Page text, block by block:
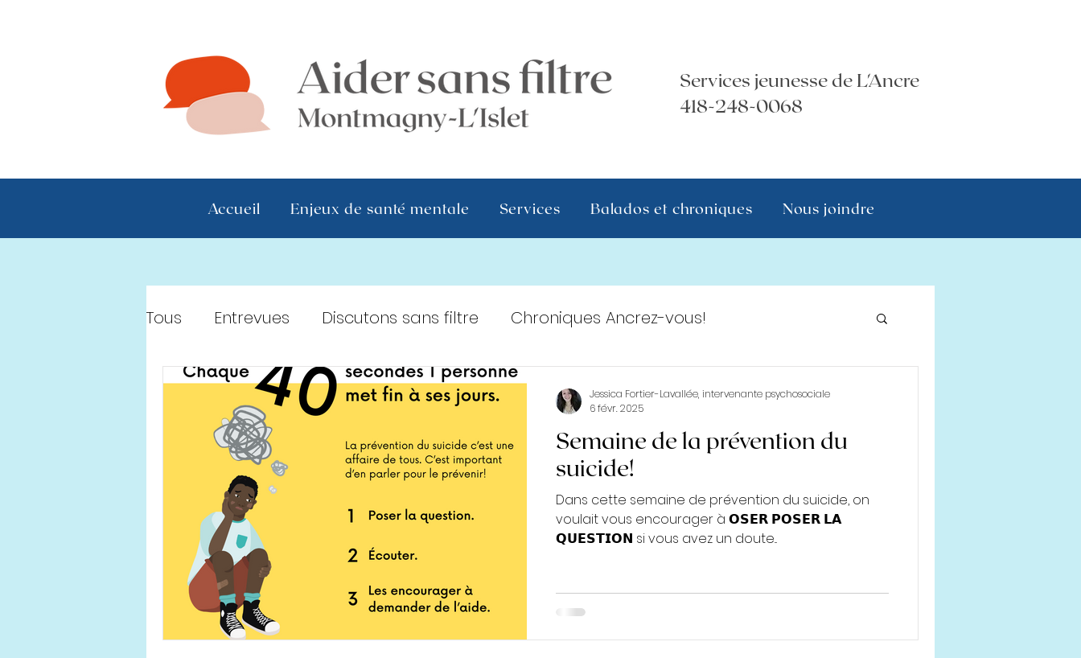
Services jeunesse de L'Ancre
418-248-0068
Accueil Enjeux de santé mentale Services Balados et chroniques Nous joindre
Tous Entrevues Discutons sans filtre Chroniques Ancrez-vous!
Semaine de la prévention du
suicide!
Dans cette semaine de prévention du suicide, on
voulait vous encourager à 𝗢𝗦𝗘𝗥 𝗣𝗢𝗦𝗘𝗥 𝗟𝗔
𝗤𝗨𝗘𝗦𝗧𝗜𝗢𝗡 si vous avez un doute...
Jessica Fortier-Lavallée, intervenante psychosociale
6 févr. 2025